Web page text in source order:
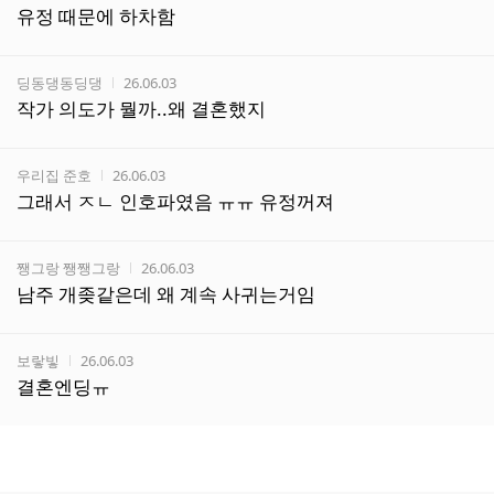
유정 때문에 하차함
작성자
딩동댕동딩댕 작성시간
26.06.03
작가 의도가 뭘까..왜 결혼했지
작성자
우리집 준호 작성시간
26.06.03
그래서 ㅈㄴ 인호파였음 ㅠㅠ 유정꺼져
작성자
쨍그랑 쨍쨍그랑 작성시간
26.06.03
남주 개좆같은데 왜 계속 사귀는거임
작성자
보랗빟 작성시간
26.06.03
결혼엔딩ㅠ